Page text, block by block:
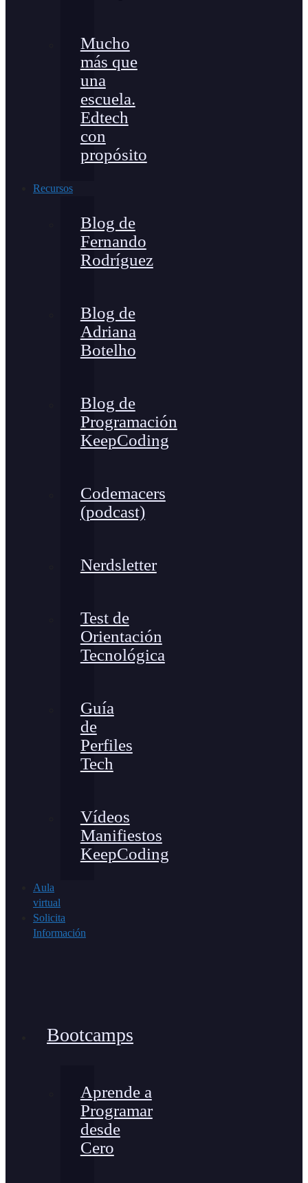
Mucho
más que
una
escuela.
Edtech
con
propósito
Recursos
Blog de
Fernando
Rodríguez
Blog de
Adriana
Botelho
Blog de
Programación
KeepCoding
Codemacers
(podcast)
Nerdsletter
Test de
Orientación
Tecnológica
Guía
de
Perfiles
Tech
Vídeos
Manifiestos
KeepCoding
Aula
virtual
Solicita
Información
Bootcamps
Aprende a
Programar
desde
Cero